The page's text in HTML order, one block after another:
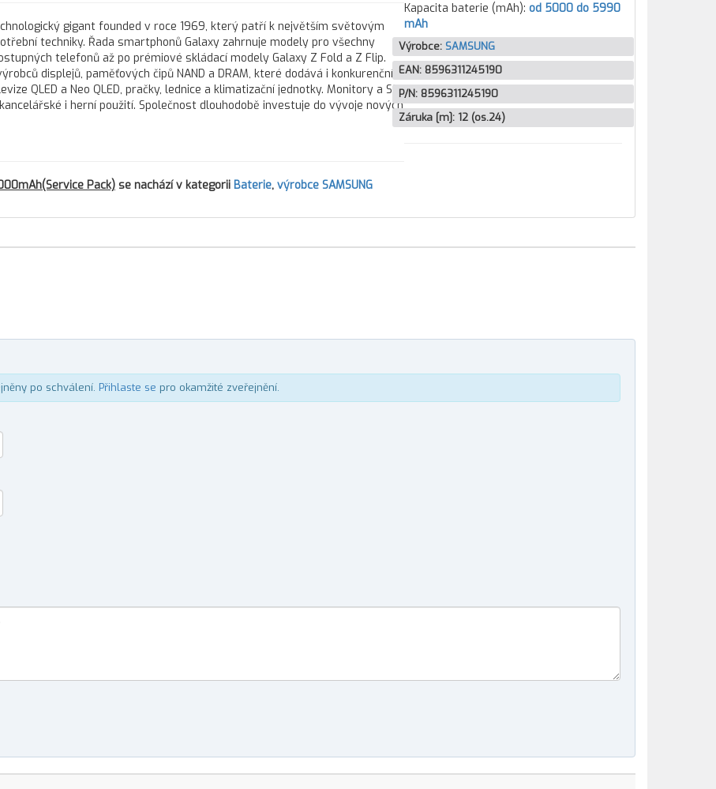
gigant founded v roce 1969, který patří k největším světovým
techniky. Řada smartphonů Galaxy zahrnuje modely pro všechny
telefonů až po prémiové skládací modely Galaxy Z Fold a Z Flip.
displejů, paměťových čipů NAND a DRAM, které dodává i konkurenčním
QLED a Neo QLED, pračky, lednice a klimatizační jednotky. Monitory a SSD
i herní použití. Společnost dlouhodobě investuje do vývoje nových
Pack) se nachází v kategorii Baterie, výrobce SAMSUNG
Kapacita baterie (mAh): od 5000 do 5990
mAh
Výrobce: SAMSUNG
EAN: 8596311245190
P/N: 8596311245190
Záruka [m]: 12 (os.24)
po schválení. Přihlaste se pro okamžité zveřejnění.